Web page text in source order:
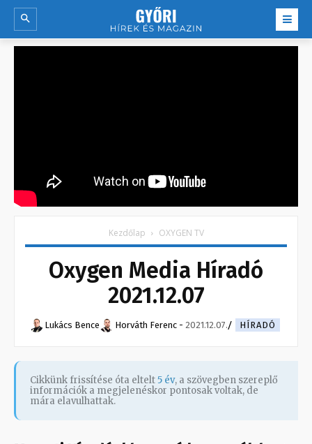
Kezdőlap OXYGEN TV
Oxygen Media Híradó
2021.12.07
Lukács Bence Horváth Ferenc - 2021.12.07. HÍRADÓ
Cikkünk frissítése óta eltelt5 év, a szövegben szereplő
információk a megjelenéskor pontosak voltak, de
mára elavulhattak.